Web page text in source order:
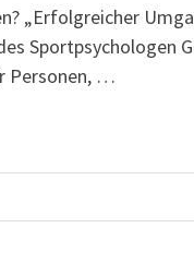
„Erfolgreicher
Sportpsychologen
Personen, …